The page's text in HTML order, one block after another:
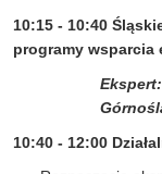
10:15 - 10:40
programy wsparcia
10:40 - 12:00